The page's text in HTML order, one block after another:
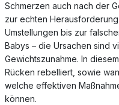
Schmerzen auch nach der
zur echten
Umstellungen bis zur
Babys – die Ursachen sind
Gewichtszunahme. In
Rücken rebelliert, sowie
welche effektiven
können.